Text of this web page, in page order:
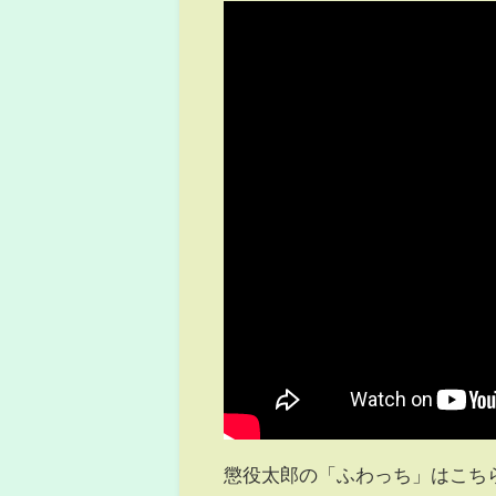
懲役太郎の「ふわっち」はこち